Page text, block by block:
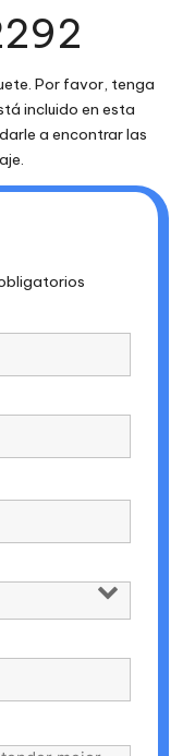
Por favor, tenga
incluido en esta
a encontrar las